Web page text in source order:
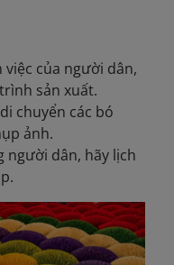
của người dân,
sản xuất.​
chuyển các bó
ảnh.
người dân, hãy lịch